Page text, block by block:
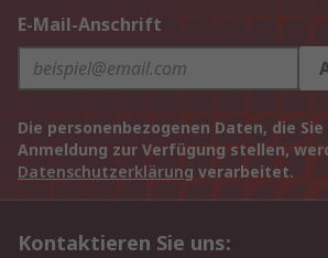
E-Mail-Anschrift
Die personenbezogenen Daten, die Sie
Anmeldung zur Verfügung stellen,
Datenschutzerklärung verarbeitet.
Kontaktieren Sie uns: